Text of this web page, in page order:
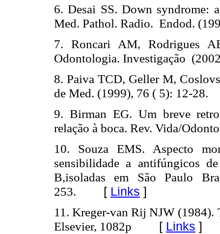
6. Desai SS. Down syndrome:
Med. Pathol. Radio. Endod.
7. Roncari AM, Rodrigues
Odontologia. Investigação
8. Paiva TCD, Geller M,
de Med. (1999), 76 ( 5): 12-28.
9. Birman EG. Um breve
relação à boca. Rev. Vida/
10. Souza EMS. Aspecto
sensibilidade a antifúngicos
B,isoladas em São Paulo
253. [ Links ]
11. Kreger-van Rij NJW (1984).
Elsevier, 1082p [ Links ]